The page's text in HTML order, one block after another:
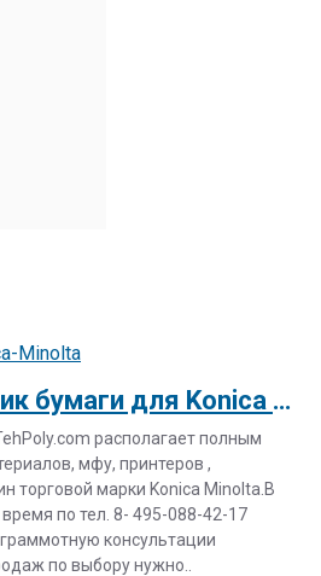
Minolta
Нижний податчик бумаги для Konica Minolta bizhub C20 / mc4690MF
располагает полным
мфу, принтеров ,
торговой марки Konica Minolta.В
по тел. 8- 495-088-42-17
консультации
по выбору нужно..